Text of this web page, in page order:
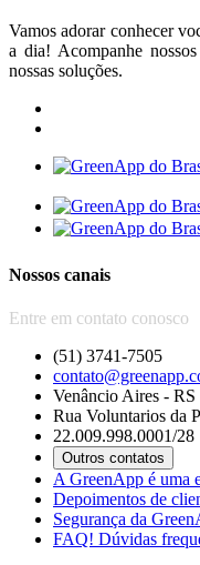
Vamos adorar conhecer
a dia! Acompanhe
nossas soluções.
Nossos canais
Entre em contato conosco
(51) 3741-7505
Venâncio Aires - RS
Rua Voluntarios da
22.009.998.0001/28
Outros contatos
A GreenApp é uma
Depoimentos de
Segurança da
FAQ! Dúvidas